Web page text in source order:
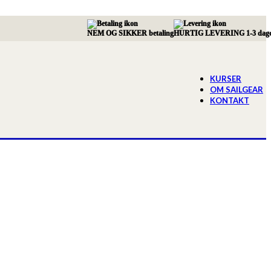
NEM OG SIKKER betalingHURTIG LEVERING 1-3
KURSER
OM SAILGEAR
KONTAKT